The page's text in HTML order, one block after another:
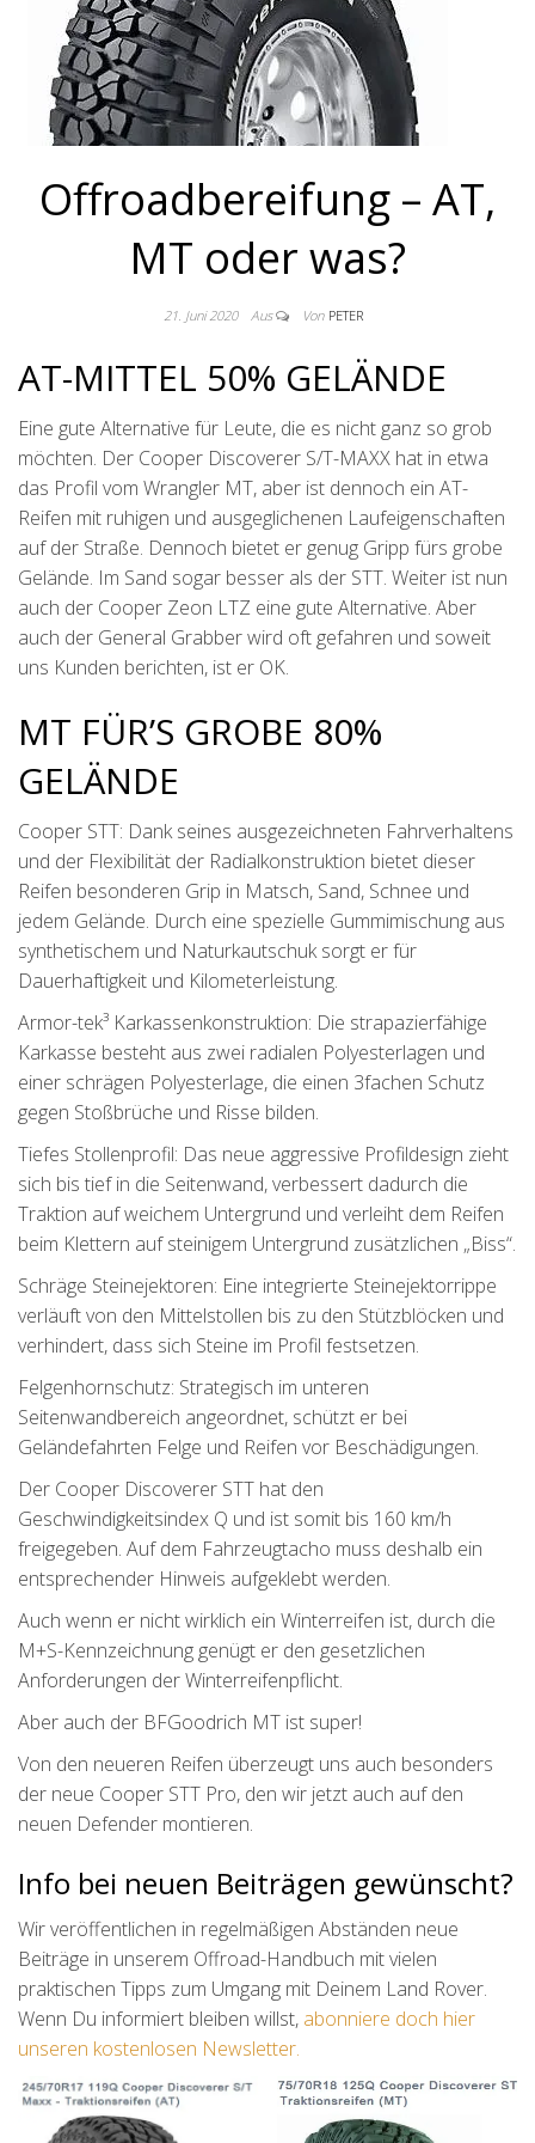
Offroadbereifung – AT,
MT oder was?
21. Juni 2020 Aus Von PETER
AT-MITTEL 50% GELÄNDE
Eine gute Alternative für Leute, die es nicht ganz so grob
möchten. Der Cooper Discoverer S/T-MAXX hat in etwa
das Profil vom Wrangler MT, aber ist dennoch ein AT-
Reifen mit ruhigen und ausgeglichenen Laufeigenschaften
auf der Straße. Dennoch bietet er genug Gripp fürs grobe
Gelände. Im Sand sogar besser als der STT. Weiter ist nun
auch der Cooper Zeon LTZ eine gute Alternative. Aber
auch der General Grabber wird oft gefahren und soweit
uns Kunden berichten, ist er OK.
MT FÜR’S GROBE 80%
GELÄNDE
Cooper STT: Dank seines ausgezeichneten Fahrverhaltens
und der Flexibilität der Radialkonstruktion bietet dieser
Reifen besonderen Grip in Matsch, Sand, Schnee und
jedem Gelände. Durch eine spezielle Gummimischung aus
synthetischem und Naturkautschuk sorgt er für
Dauerhaftigkeit und Kilometerleistung.
Armor-tek³ Karkassenkonstruktion: Die strapazierfähige
Karkasse besteht aus zwei radialen Polyesterlagen und
einer schrägen Polyesterlage, die einen 3fachen Schutz
gegen Stoßbrüche und Risse bilden.
Tiefes Stollenprofil: Das neue aggressive Profildesign zieht
sich bis tief in die Seitenwand, verbessert dadurch die
Traktion auf weichem Untergrund und verleiht dem Reifen
beim Klettern auf steinigem Untergrund zusätzlichen „Biss“.
Schräge Steinejektoren: Eine integrierte Steinejektorrippe
verläuft von den Mittelstollen bis zu den Stützblöcken und
verhindert, dass sich Steine im Profil festsetzen.
Felgenhornschutz: Strategisch im unteren
Seitenwandbereich angeordnet, schützt er bei
Geländefahrten Felge und Reifen vor Beschädigungen.
Der Cooper Discoverer STT hat den
Geschwindigkeitsindex Q und ist somit bis 160 km/h
freigegeben. Auf dem Fahrzeugtacho muss deshalb ein
entsprechender Hinweis aufgeklebt werden.
Auch wenn er nicht wirklich ein Winterreifen ist, durch die
M+S-Kennzeichnung genügt er den gesetzlichen
Anforderungen der Winterreifenpflicht.
Aber auch der BFGoodrich MT ist super!
Von den neueren Reifen überzeugt uns auch besonders
der neue Cooper STT Pro, den wir jetzt auch auf den
neuen Defender montieren.
Info bei neuen Beiträgen gewünscht?
Wir veröffentlichen in regelmäßigen Abständen neue
Beiträge in unserem Offroad-Handbuch mit vielen
praktischen Tipps zum Umgang mit Deinem Land Rover.
Wenn Du informiert bleiben willst, abonniere doch hier
unseren kostenlosen Newsletter.